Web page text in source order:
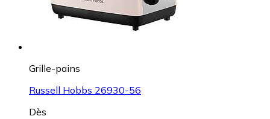
Grille-pains
Russell Hobbs 26930-56
Dès